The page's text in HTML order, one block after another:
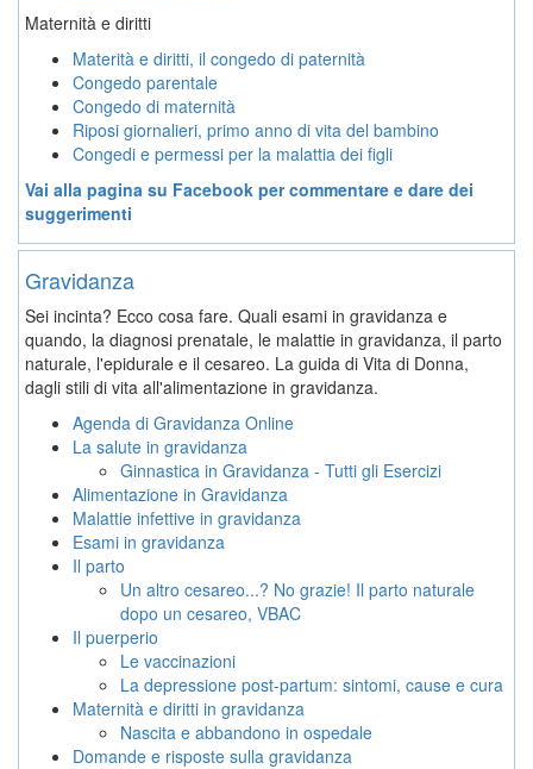
Maternità e diritti
Materità e diritti, il congedo di paternità
Congedo parentale
Congedo di maternità
Riposi giornalieri, primo anno di vita del bambino
Congedi e permessi per la malattia dei figli
Vai alla pagina su Facebook per commentare e dare dei
suggerimenti
Gravidanza
Sei incinta? Ecco cosa fare. Quali esami in gravidanza e
quando, la diagnosi prenatale, le malattie in gravidanza, il parto
naturale, l'epidurale e il cesareo. La guida di Vita di Donna,
dagli stili di vita all'alimentazione in gravidanza.
Agenda di Gravidanza Online
La salute in gravidanza
Ginnastica in Gravidanza - Tutti gli Esercizi
Alimentazione in Gravidanza
Malattie infettive in gravidanza
Esami in gravidanza
Il parto
Un altro cesareo...? No grazie! Il parto naturale
dopo un cesareo, VBAC
Il puerperio
Le vaccinazioni
La depressione post-partum: sintomi, cause e cura
Maternità e diritti in gravidanza
Nascita e abbandono in ospedale
Domande e risposte sulla gravidanza